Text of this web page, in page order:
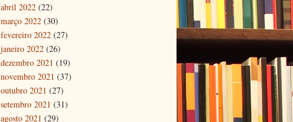
abril 2022 (22)
março 2022 (30)
fevereiro 2022 (27)
janeiro 2022 (26)
dezembro 2021 (19)
novembro 2021 (37)
outubro 2021 (27)
setembro 2021 (31)
agosto 2021 (29)